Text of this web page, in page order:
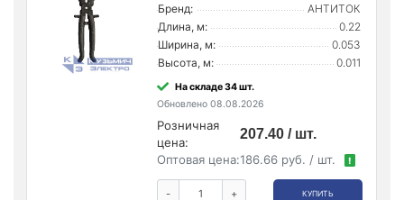
Бренд:
АНТИТОК
Длина, м:
0.22
Ширина, м:
0.053
Высота, м:
0.011
На складе 34 шт.
Обновлено 08.08.2026
Розничная
цена:
207.40 / шт.
Оптовая цена:186.66 руб. / шт. !
- + КУПИТЬ